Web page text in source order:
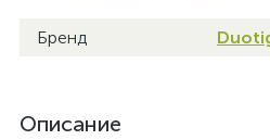
Бренд
Описание